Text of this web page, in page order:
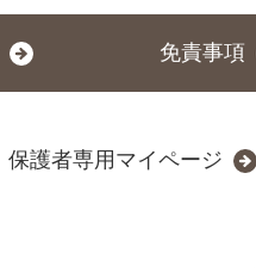
免責事項
保護者専用マイページ